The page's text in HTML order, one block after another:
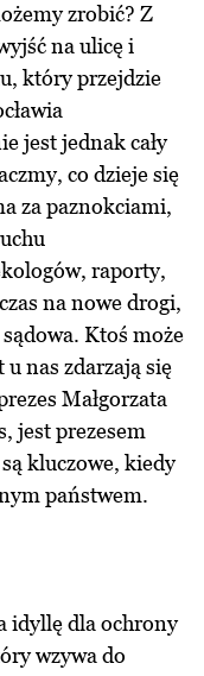
zrobić? Z
na ulicę i
który przejdzie
jest jednak cały
co dzieje się
za paznokciami,
raporty,
na nowe drogi,
Ktoś może
nas zdarzają się
Małgorzata
jest prezesem
kluczowe, kiedy
państwem.
idyllę dla ochrony
wzywa do